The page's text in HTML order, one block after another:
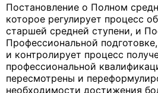
Постановление о Полном
которое регулирует процесс
старшей средней ступени, и
Профессиональной
и контролирует процесс
профессиональной
пересмотрены и
необходимости достижения